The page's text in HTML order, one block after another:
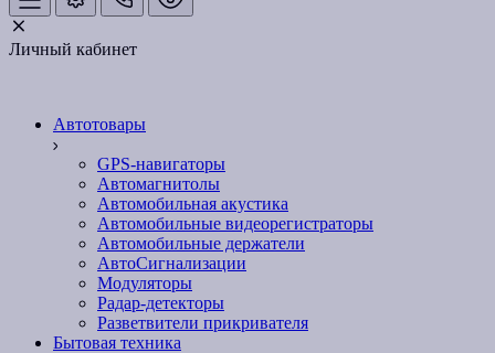
Личный кабинет
Автотовары
GPS-навигаторы
Автомагнитолы
Автомобильная акустика
Автомобильные видеорегистраторы
Автомобильные держатели
АвтоСигнализации
Модуляторы
Радар-детекторы
Разветвители прикривателя
Бытовая техника